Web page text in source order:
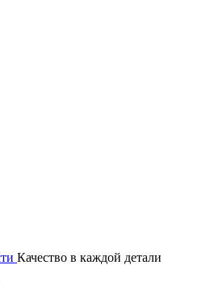
Качество в каждой детали